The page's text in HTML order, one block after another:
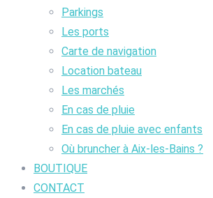
Parkings
Les ports
Carte de navigation
Location bateau
Les marchés
En cas de pluie
En cas de pluie avec enfants
Où bruncher à Aix-les-Bains ?
BOUTIQUE
CONTACT